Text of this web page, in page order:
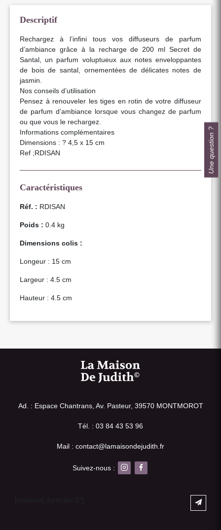
Descriptif
Rechargez à l’infini tous vos diffuseurs de parfum
d’ambiance grâce à la recharge de 200 ml Secret de
Santal, un parfum voluptueux aux notes enveloppantes
de bois de santal, ornementées de délicates notes de
jasmin.
Nos conseils d’utilisation
Pensez à renouveler les tiges en rotin de votre diffuseur
de parfum d’ambiance lorsque vous changez de parfum
ou que vous le rechargez.
Informations complémentaires
Dimensions : ? 4,5 x 15 cm
Ref ;RDISAN
Caractéristiques
Réf. : RDISAN
Poids : 0.4 kg
Dimensions colis :
Longeur : 15 cm
Largeur : 4.5 cm
Hauteur : 4.5 cm
Ad. : Espace Chantrans, Av. Pasteur, 39570 MONTMOROT
Tél. : 03 84 43 53 96
Mail : contact@lamaisondejudith.fr
Suivez-nous :
Une question ?